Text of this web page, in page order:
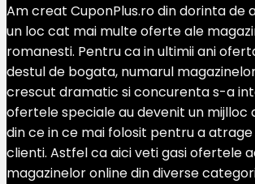
Am creat CuponPlus.ro din dorinta de
un loc cat mai multe oferte ale
romanesti. Pentru ca in ultimii ani
destul de bogata, numarul
crescut dramatic si concurenta s-a
ofertele speciale au devenit un mijlloc
din ce in ce mai folosit pentru a
clienti. Astfel ca aici veti gasi ofertele
magazinelor online din diverse